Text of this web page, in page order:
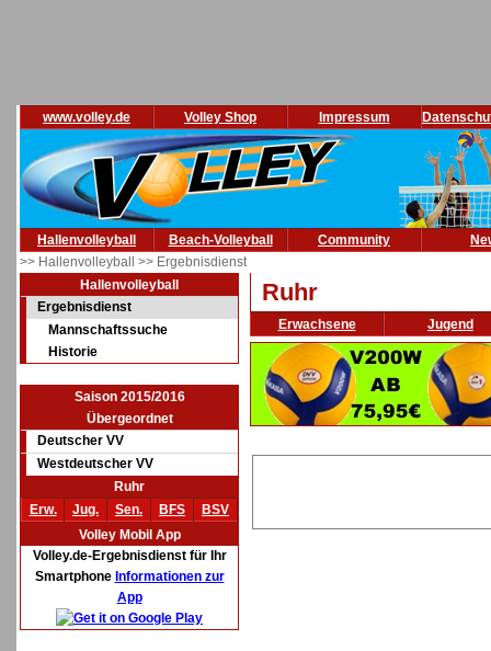
www.volley.de Volley Shop Impressum
Hallenvolleyball Beach-Volleyball Community
>> Hallenvolleyball >> Ergebnisdienst
Hallenvolleyball
Ergebnisdienst
Mannschaftssuche
Historie
Saison 2015/2016
Übergeordnet
Deutscher VV
Westdeutscher VV
Ruhr
Erw.
Jug. Sen. BFS
BSV
Volley Mobil App
Volley.de-Ergebnisdienst für Ihr
Smartphone Informationen zur
App
Ruhr
Erwachsene Jugend